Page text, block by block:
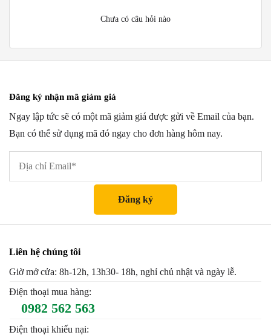
Chưa có câu hỏi nào
Đăng ký nhận mã giảm giá
Ngay lập tức sẽ có một mã giảm giá được gửi về Email của bạn.
Bạn có thể sử dụng mã đó ngay cho đơn hàng hôm nay.
Liên hệ chúng tôi
Giờ mở cửa: 8h-12h, 13h30- 18h, nghỉ chủ nhật và ngày lễ.
Điện thoại mua hàng:
0982 562 563
Điện thoại khiếu nại: